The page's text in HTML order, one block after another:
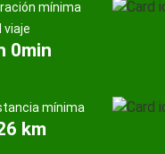
mínima
viaje
0min
mínima
km